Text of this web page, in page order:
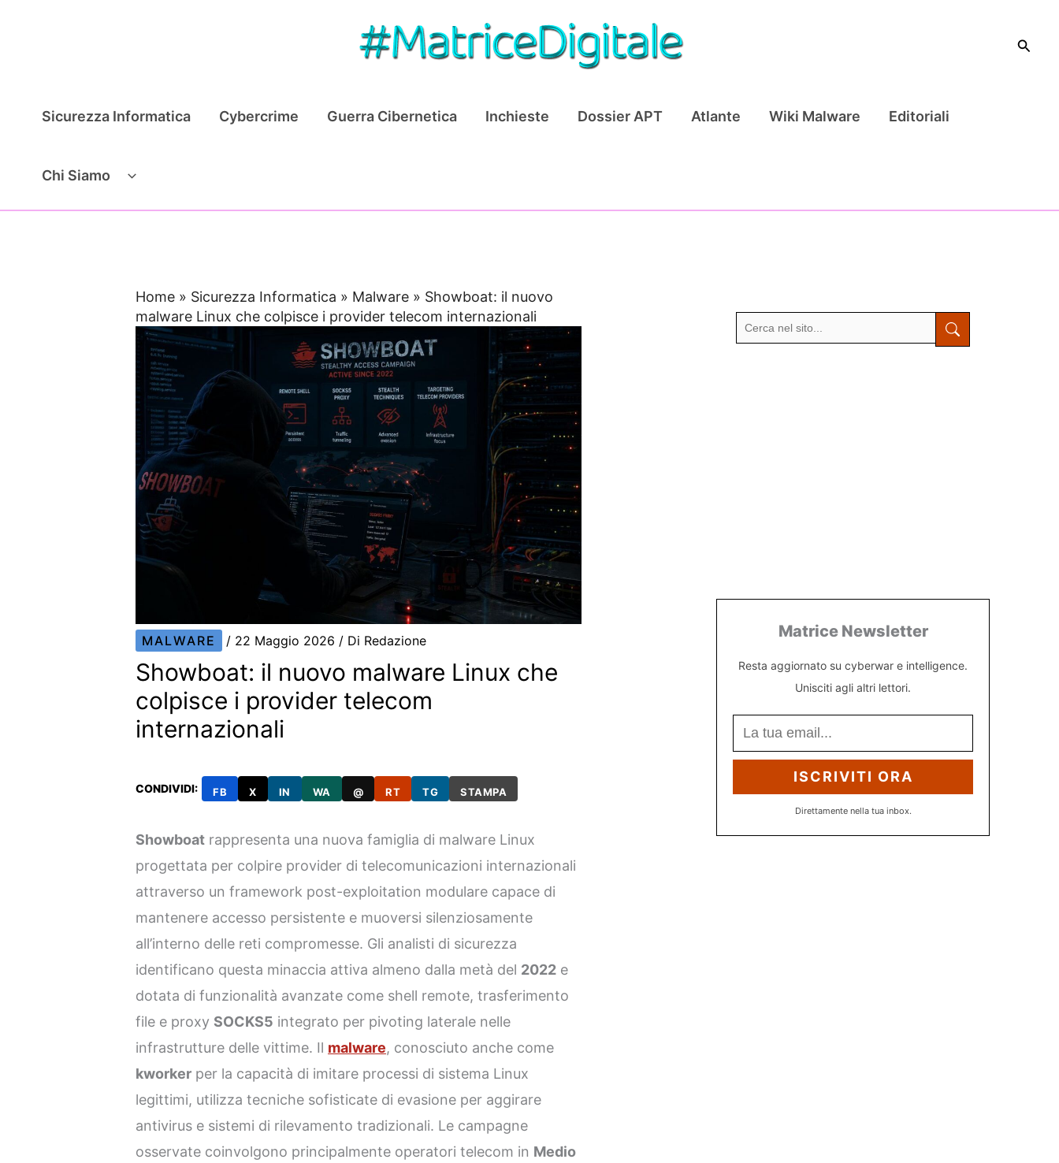
Cerca
Sicurezza Informatica Cybercrime Guerra Cibernetica Inchieste Dossier APT Atlante Wiki Malware Editoriali
Chi Siamo
Home » Sicurezza Informatica » Malware » Showboat: il nuovo
malware Linux che colpisce i provider telecom internazionali
MALWARE / 22 Maggio 2026 / Di Redazione
Showboat: il nuovo malware Linux che
colpisce i provider telecom
internazionali
CONDIVIDI: FB X IN WA @ RT TG STAMPA
Showboat rappresenta una nuova famiglia di malware Linux
progettata per colpire provider di telecomunicazioni internazionali
attraverso un framework post-exploitation modulare capace di
mantenere accesso persistente e muoversi silenziosamente
all’interno delle reti compromesse. Gli analisti di sicurezza
identificano questa minaccia attiva almeno dalla metà del 2022 e
dotata di funzionalità avanzate come shell remote, trasferimento
file e proxy SOCKS5 integrato per pivoting laterale nelle
infrastrutture delle vittime. Il malware, conosciuto anche come
kworker per la capacità di imitare processi di sistema Linux
legittimi, utilizza tecniche sofisticate di evasione per aggirare
antivirus e sistemi di rilevamento tradizionali. Le campagne
osservate coinvolgono principalmente operatori telecom in Medio
Matrice Newsletter
Resta aggiornato su cyberwar e intelligence.
Unisciti agli altri lettori.
ISCRIVITI ORA
Direttamente nella tua inbox.